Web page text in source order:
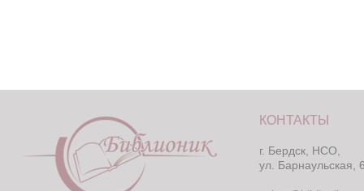
КОНТАКТЫ
г. Бердск, НСО,
ул. Барнаульская,